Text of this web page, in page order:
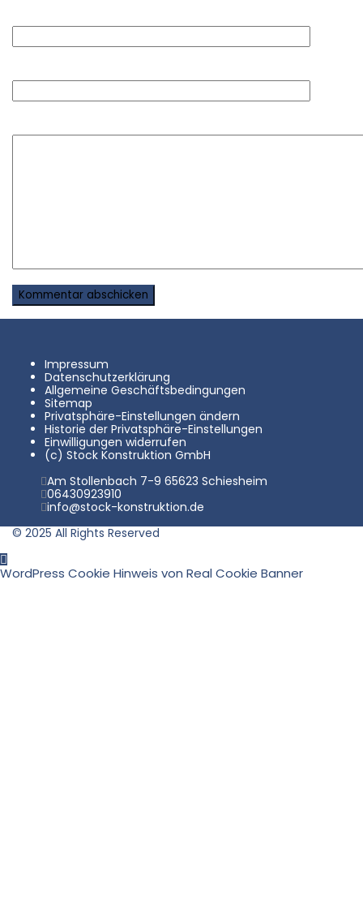
Impressum
Datenschutzerklärung
Allgemeine Geschäftsbedingungen
Sitemap
Privatsphäre-Einstellungen ändern
Historie der Privatsphäre-Einstellungen
Einwilligungen widerrufen
(c) Stock Konstruktion GmbH
Am Stollenbach 7-9 65623 Schiesheim
06430923910
info@stock-konstruktion.de
© 2025 All Rights Reserved
WordPress Cookie Hinweis von Real Cookie Banner